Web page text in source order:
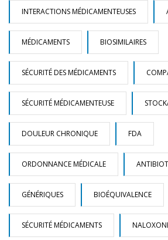
INTERACTIONS MÉDICAMENTEUSES
MÉDICAMENTS BIOSIMILAIRES
SÉCURITÉ DES MÉDICAMENTS
SÉCURITÉ MÉDICAMENTEUSE
DOULEUR CHRONIQUE FDA
ORDONNANCE MÉDICALE
GÉNÉRIQUES BIOÉQUIVALENCE
SÉCURITÉ MÉDICAMENTS